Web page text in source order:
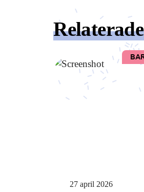
27 april 2026